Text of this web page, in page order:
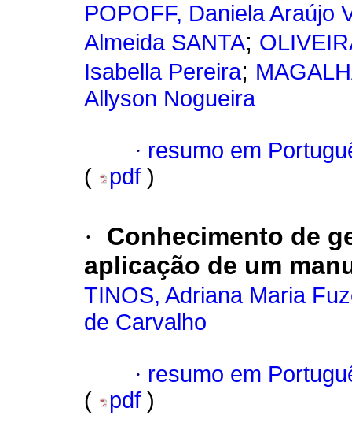
POPOFF, Daniela Araújo
Almeida SANTA;
Isabella Pereira;
Allyson Nogueira
· resumo em
(
pdf )
·
Conhecimento de
aplicação de um
TINOS, Adriana Maria
de Carvalho
· resumo em
(
pdf )